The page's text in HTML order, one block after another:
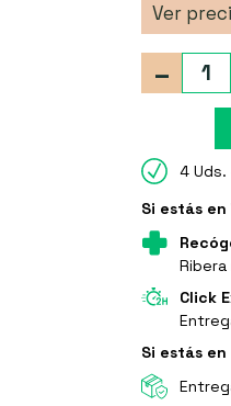
Ver
-
4 Uds.
Si estás
Ribera
Click
Si estás